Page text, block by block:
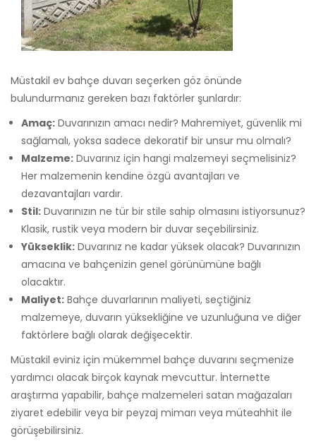
Müstakil ev bahçe duvarı seçerken göz önünde
bulundurmanız gereken bazı faktörler şunlardır:
Amaç: Duvarınızın amacı nedir? Mahremiyet, güvenlik mi
sağlamalı, yoksa sadece dekoratif bir unsur mu olmalı?
Malzeme: Duvarınız için hangi malzemeyi seçmelisiniz?
Her malzemenin kendine özgü avantajları ve
dezavantajları vardır.
Stil: Duvarınızın ne tür bir stile sahip olmasını istiyorsunuz?
Klasik, rustik veya modern bir duvar seçebilirsiniz.
Yükseklik: Duvarınız ne kadar yüksek olacak? Duvarınızın
amacına ve bahçenizin genel görünümüne bağlı
olacaktır.
Maliyet: Bahçe duvarlarının maliyeti, seçtiğiniz
malzemeye, duvarın yüksekliğine ve uzunluğuna ve diğer
faktörlere bağlı olarak değişecektir.
Müstakil eviniz için mükemmel bahçe duvarını seçmenize
yardımcı olacak birçok kaynak mevcuttur. İnternette
araştırma yapabilir, bahçe malzemeleri satan mağazaları
ziyaret edebilir veya bir peyzaj mimarı veya müteahhit ile
görüşebilirsiniz.